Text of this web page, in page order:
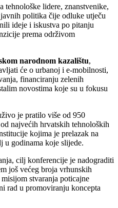
tehnološke lidere, znanstvenike,
politika čije odluke utječu
ideje i iskustva po pitanju
prema održivom
narodnom kazalištu,
će o urbanoj i e-mobilnosti,
financiranju zelenih
novostima koje su u fokusu
je pratilo više od 950
najvećih hrvatskih tehnoloških
kojima je prelazak na
u godinama koje slijede.
cilj konferencije je nadograditi
još većeg broja vrhunskih
stvaranja poticajne
rad u promoviranju koncepta